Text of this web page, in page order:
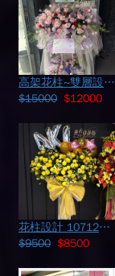
高架花柱~雙層設計112102108
$15000 $12000
花柱設計 107122306
$9500 $8500